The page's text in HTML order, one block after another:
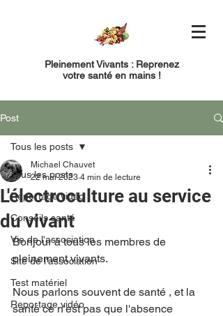
Pleinement Vivants : Reprenez
votre santé en mains !
Post
Tous les posts
Reportage vidéo
Conseils santé
Vie de l'association
Site de l'association
Test matériel
Reportage vidéo
Tous les posts
L'électroculture au service
du vivant
Michael Chauvet
22 mai 2023 4 min de lecture
Bonjour à tous les membres de
pleinement vivants.
Nous parlons souvent de santé , et la
santé ce n'est pas que l'absence